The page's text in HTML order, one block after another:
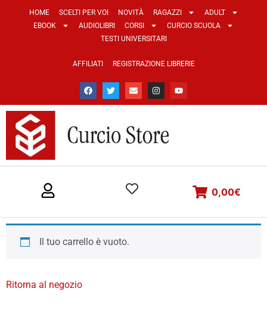
HOME SCELTI PER VOI NOVITÀ RAGAZZI
ADULT
EBOOK
AUDIOLIBRI CORSI
CURCIO SCUOLA
TESTI UNIVERSITARI
AFFILIATI REGISTRAZIONE LIBRERIE
0,00€
Il tuo carrello è vuoto.
Ritorna al negozio